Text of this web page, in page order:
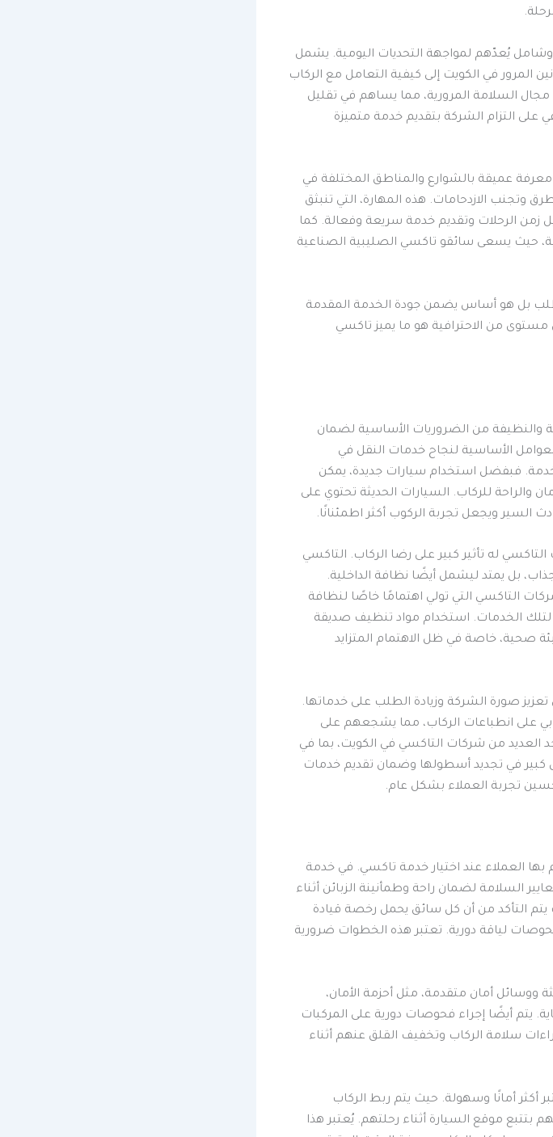
يُعدّهم لمواجهة التحديات اليومية. يشمل
المرور في الكويت إلى كيفية التعامل مع الركاب
السلامة المرورية، مما يساهم في تقليل
على التزام الشركة بتقديم خدمة متميزة
عميقة بالشوارع والمناطق المختلفة في
وتجنب الازدحامات. هذه المهارة، التي تنبثق
زمن الرحلات وتقديم خدمة سريعة وفعالة. كما
حيث يسعى سائقو تاكسي الصليبية الصناعية
بل هو أساس يضمن جودة الخدمة المقدمة
مستوى من الاحترافية هو ما يميز تاكسي
والنظيفة من الضروريات الأساسية لضمان
الأساسية لنجاح خدمات النقل في
فبفضل استخدام سيارات جديدة، يمكن
للركاب. السيارات الحديثة تحتوي على
السير ويجعل تجربة الركوب أكثر اطمئنانًا.
له تأثير كبير على رضا الركاب. التاكسي
بل يمتد ليشمل أيضًا نظافة الداخلية.
التاكسي التي تولي اهتمامًا خاصًا لنظافة
لتلك الخدمات. استخدام مواد تنظيف صديقة
صحية، خاصة في ظل الاهتمام المتزايد
صورة الشركة وزيادة الطلب على خدماتها.
على انطباعات الركاب، مما يشجعهم على
العديد من شركات التاكسي في الكويت، بما في
كبير في تجديد أسطولها وضمان تقديم خدمات
تجربة العملاء بشكل عام.
بها العملاء عند اختيار خدمة تاكسي. في خدمة
السلامة لضمان راحة وطمأنينة الزبائن أثناء
يتم التأكد من أن كل سائق يحمل رخصة قيادة
لياقة دورية. تعتبر هذه الخطوات ضرورية
ووسائل أمان متقدمة، مثل أحزمة الأمان،
يتم أيضًا إجراء فحوصات دورية على المركبات
سلامة الركاب وتخفيف القلق عنهم أثناء
أكثر أمانًا وسهولة. حيث يتم ربط الركاب
موقع السيارة أثناء رحلتهم. يُعتبر هذا